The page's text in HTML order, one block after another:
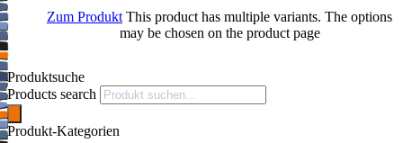
Zum Produkt This product has multiple variants. The options
may be chosen on the product page
Produktsuche
Products search
Produkt-Kategorien